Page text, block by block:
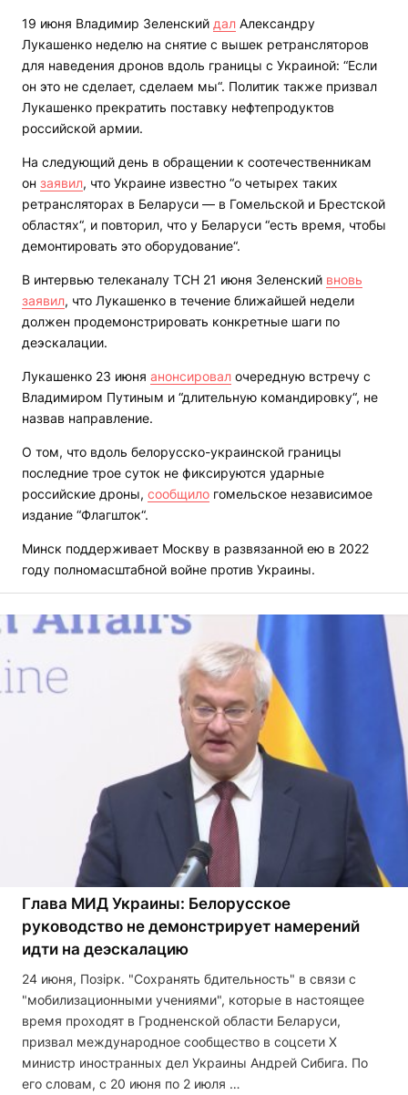
19 июня Владимир Зеленский дал Александру
Лукашенко неделю на снятие с вышек ретрансляторов
для наведения дронов вдоль границы с Украиной: “Если
он это не сделает, сделаем мы“. Политик также призвал
Лукашенко прекратить поставку нефтепродуктов
российской армии.
На следующий день в обращении к соотечественникам
он заявил, что Украине известно “о четырех таких
ретрансляторах в Беларуси — в Гомельской и Брестской
областях“, и повторил, что у Беларуси “есть время, чтобы
демонтировать это оборудование“.
В интервью телеканалу ТСН 21 июня Зеленский вновь
заявил, что Лукашенко в течение ближайшей недели
должен продемонстрировать конкретные шаги по
деэскалации.
Лукашенко 23 июня анонсировал очередную встречу с
Владимиром Путиным и “длительную командировку“, не
назвав направление.
О том, что вдоль белорусско-украинской границы
последние трое суток не фиксируются ударные
российские дроны, сообщило гомельское независимое
издание “Флагшток“.
Минск поддерживает Москву в развязанной ею в 2022
году полномасштабной войне против Украины.
Глава МИД Украины: Белорусское
руководство не демонстрирует намерений
идти на деэскалацию
24 июня, Позірк. "Сохранять бдительность" в связи с
"мобилизационными учениями", которые в настоящее
время проходят в Гродненской области Беларуси,
призвал международное сообщество в соцсети Х
министр иностранных дел Украины Андрей Сибига. По
его словам, с 20 июня по 2 июля …